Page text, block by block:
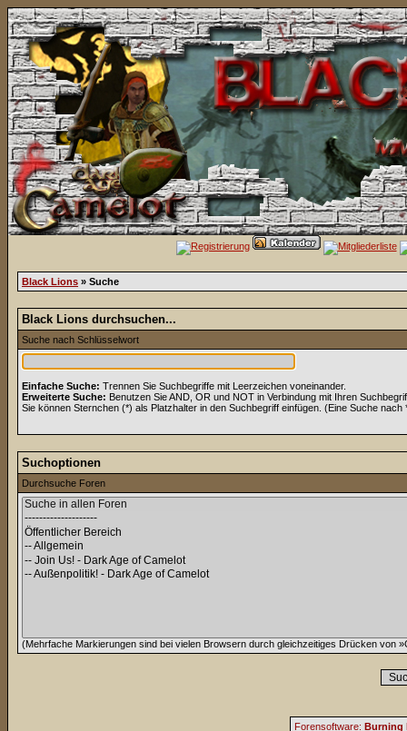
Black Lions » Suche
Black Lions durchsuchen...
Suche nach Schlüsselwort
Einfache Suche: Trennen Sie Suchbegriffe mit Leerzeichen voneinander.
Erweiterte Suche: Benutzen Sie AND, OR und NOT in Verbindung mit Ihren
Sie können Sternchen (*) als Platzhalter in den Suchbegriff einfügen. (Eine Suche
Suchoptionen
Durchsuche Foren
(Mehrfache Markierungen sind bei vielen Browsern durch gleichzeitiges Drücken von
Forensoftware: Burning